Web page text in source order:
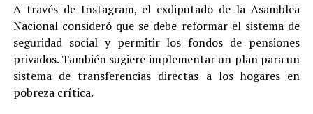
A través de Instagram, el exdiputado de la Asamblea
Nacional consideró que se debe reformar el sistema de
seguridad social y permitir los fondos de pensiones
privados. También sugiere implementar un plan para un
sistema de transferencias directas a los hogares en
pobreza crítica.